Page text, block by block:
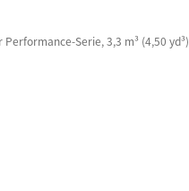
Serie, 3,3 m³ (4,50 yd³)